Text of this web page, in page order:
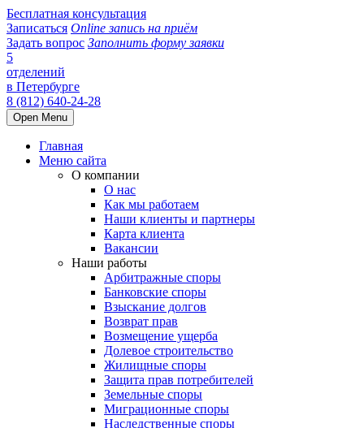
Бесплатная консультация
Записаться Online запись на приём
Задать вопрос Заполнить форму заявки
5
отделений
в Петербурге
8 (812) 640-24-28
Open Menu
Главная
Меню сайта
О компании
О нас
Как мы работаем
Наши клиенты и партнеры
Карта клиента
Вакансии
Наши работы
Арбитражные споры
Банковские споры
Взыскание долгов
Возврат прав
Возмещение ущерба
Долевое строительство
Жилищные споры
Защита прав потребителей
Земельные споры
Миграционные споры
Наследственные споры